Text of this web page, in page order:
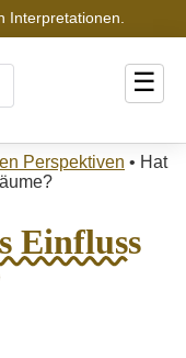
Interpretationen.
☰
Perspektiven • Hat
Einfluss